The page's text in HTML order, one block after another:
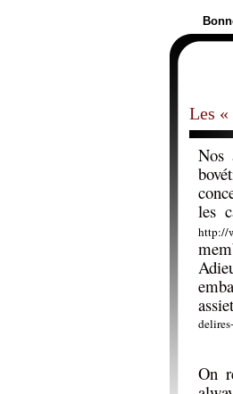
Les
Nos
les
http://
On